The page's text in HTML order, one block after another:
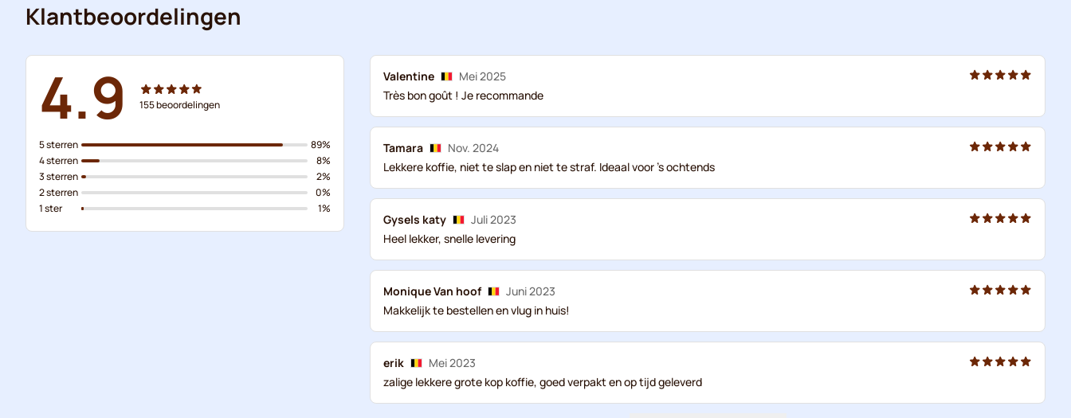
Klantbeoordelingen
4.9 155beoordelingen
5 sterren
4 sterren
3 sterren
2 sterren
1 ster
89%
8%
2%
0%
1%
Valentine
Mei 2025
Très bon goût ! Je recommande
Tamara
Nov. 2024
Lekkere koffie, niet te slap en niet te straf. Ideaal voor 's ochtends
Gysels katy
Juli 2023
Heel lekker, snelle levering
Monique Van hoof
Juni 2023
Makkelijk te bestellen en vlug in huis!
erik
Mei 2023
zalige lekkere grote kop koffie, goed verpakt en op tijd geleverd